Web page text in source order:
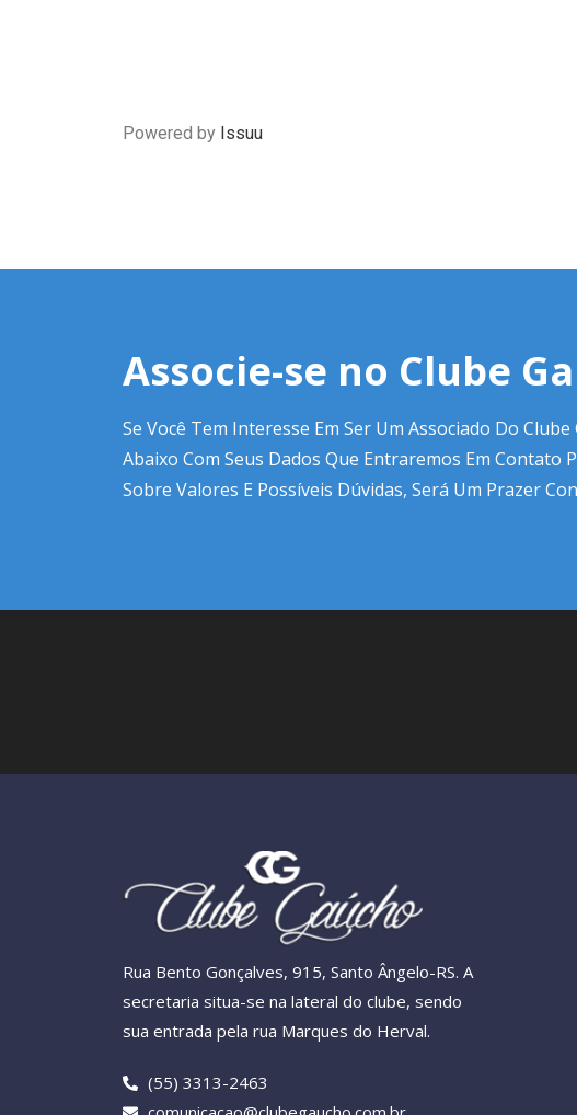
Powered by Issuu
Associe-se no Clube
Se Você Tem Interesse Em Ser Um Associado Do
Abaixo Com Seus Dados Que Entraremos Em Contato
Sobre Valores E Possíveis Dúvidas, Será Um Prazer
Rua Bento Gonçalves, 915, Santo Ângelo-RS. A
secretaria situa-se na lateral do clube, sendo
sua entrada pela rua Marques do Herval.
(55) 3313-2463